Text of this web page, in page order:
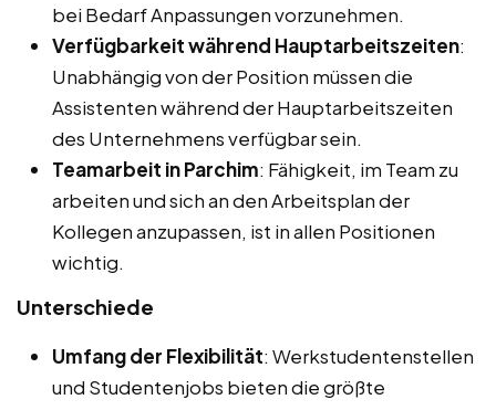
bei Bedarf Anpassungen vorzunehmen.
Verfügbarkeit während Hauptarbeitszeiten:
Unabhängig von der Position müssen die
Assistenten während der Hauptarbeitszeiten
des Unternehmens verfügbar sein.
Teamarbeit in Parchim: Fähigkeit, im Team zu
arbeiten und sich an den Arbeitsplan der
Kollegen anzupassen, ist in allen Positionen
wichtig.
Unterschiede
Umfang der Flexibilität: Werkstudentenstellen
und Studentenjobs bieten die größte